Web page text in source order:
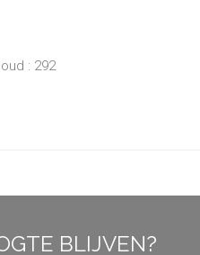
: 292
BLIJVEN?